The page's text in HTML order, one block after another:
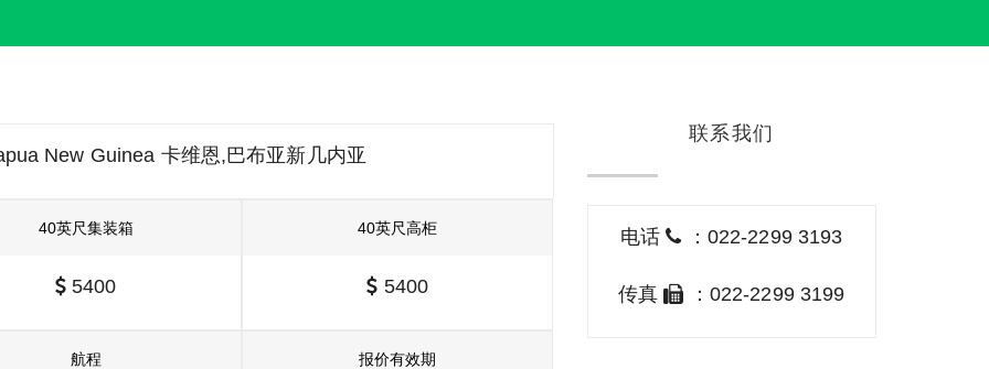
New Guinea 卡维恩,巴布亚新几内亚
40英尺集装箱
5400
40英尺高柜
5400
航程 报价有效期
联系我们
电话 ：022-2299 3193
传真 ：022-2299 3199